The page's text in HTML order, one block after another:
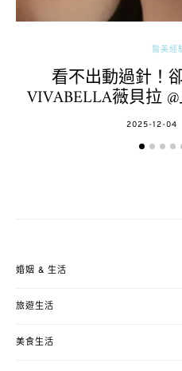
醫美經
看不出動過針！
VIVABELLA薇貝拉
POSTED
2025-12-04
婚姻 & 生活
旅遊生活
美食生活